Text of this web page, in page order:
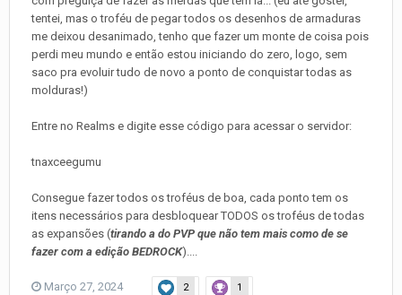
tentei, mas o troféu de pegar todos os desenhos de armaduras
me deixou desanimado, tenho que fazer um monte de coisa pois
perdi meu mundo e então estou iniciando do zero, logo, sem
saco pra evoluir tudo de novo a ponto de conquistar todas as
molduras!)
Entre no Realms e digite esse código para acessar o servidor:
tnaxceegumu
Consegue fazer todos os troféus de boa, cada ponto tem os
itens necessários para desbloquear TODOS os troféus de todas
as expansões (tirando a do PVP que não tem mais como de se
fazer com a edição BEDROCK)....
Março 27, 2024 2 1